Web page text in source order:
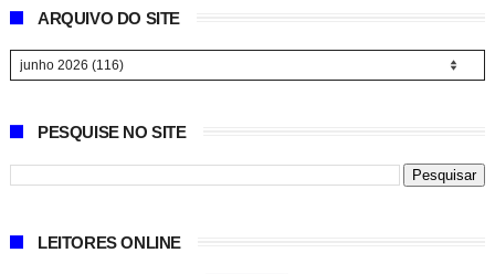
ARQUIVO DO SITE
PESQUISE NO SITE
LEITORES ONLINE